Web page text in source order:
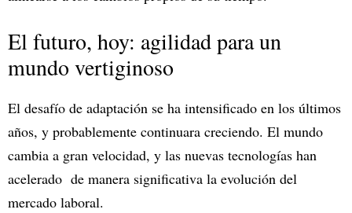
El futuro, hoy: agilidad para un
mundo vertiginoso
El desafío de adaptación se ha intensificado en los últimos
años, y probablemente continuara creciendo. El mundo
cambia a gran velocidad, y las nuevas tecnologías han
acelerado de manera significativa la evolución del
mercado laboral.